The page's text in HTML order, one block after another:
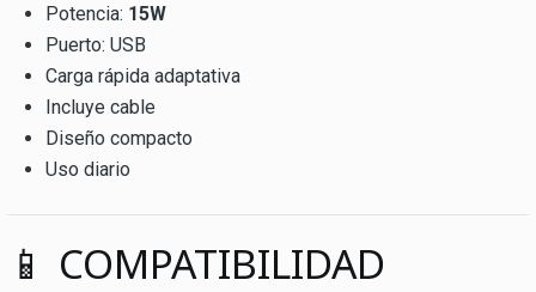
Potencia: 15W
Puerto: USB
Carga rápida adaptativa
Incluye cable
Diseño compacto
Uso diario
📱 COMPATIBILIDAD